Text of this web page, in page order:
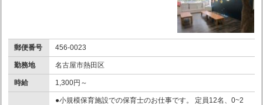
郵便番号 456-0023
勤務地 名古屋市熱田区
時給 1,300円～
●小規模保育施設での保育士のお仕事です。 定員12名、0~2